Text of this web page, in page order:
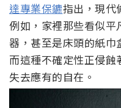
達專業保鑣指出，現代
例如，家裡那些看似平
器，甚至是床頭的紙巾
而這種不確定性正侵
失去應有的自在。